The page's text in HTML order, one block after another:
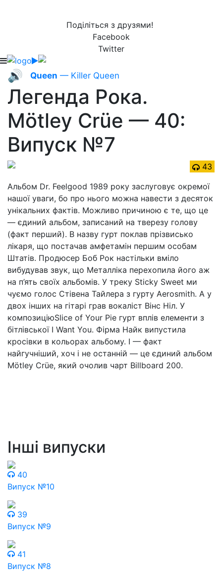
Поділіться з друзями!
Facebook
Twitter
🔊 Queen — Killer Queen
Легенда Рока.
Mötley Crüe — 40:
Випуск №7
43
Альбом Dr. Feelgood 1989 року заслуговує окремої
нашої уваги, бо про нього можна навести з десяток
унікальних фактів. Можливо причиною є те, що це
— єдиний альбом, записаний на тверезу голову
(факт перший). В назву гурт поклав прізвисько
лікаря, що постачав амфетамін першим особам
Штатів. Продюсер Боб Рок настільки вміло
вибудував звук, що Металліка перехопила його аж
на п’ять своїх альбомів. У треку Sticky Sweet ми
чуємо голос Стівена Тайлера з гурту Aerosmith. А у
двох інших на гітарі грав вокаліст Вінс Ніл. У
композиціюSlice of Your Pie гурт вплів елементи з
бітлівської I Want You. Фірма Найк випустила
кросівки в кольорах альбому. І — факт
найгучніший, хоч і не останній — це єдиний альбом
Mötley Crüe, який очолив чарт Billboard 200.
Інші випуски
40
Випуск №10
39
Випуск №9
41
Випуск №8